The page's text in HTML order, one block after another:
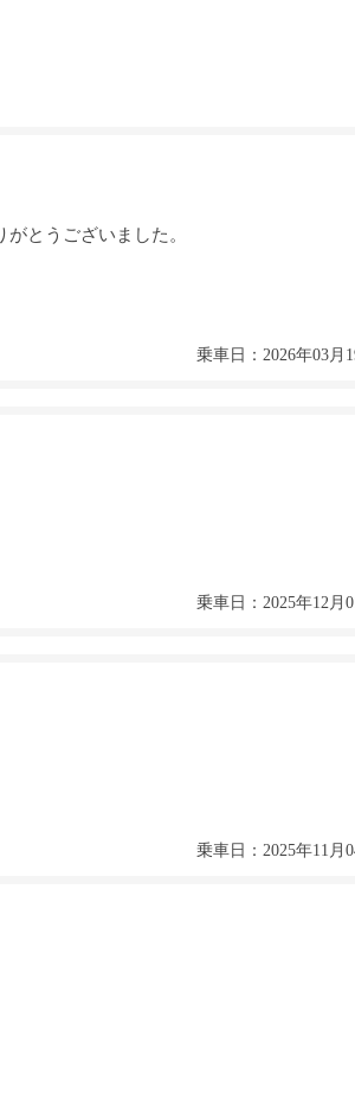
とうございました。
乗車日：2026年03月
乗車日：2025年12月
乗車日：2025年11月